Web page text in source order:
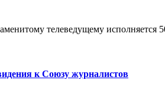
телеведущему
к Союзу журналистов